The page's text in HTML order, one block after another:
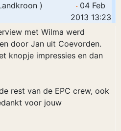
)
04 Feb
2013 13:23
met Wilma werd
door Jan uit Coevorden.
knopje impressies en dan
rest van de EPC crew, ook
voor jouw